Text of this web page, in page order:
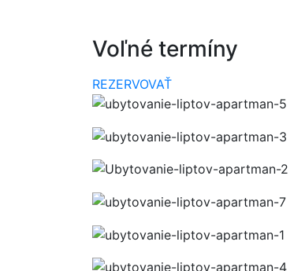
Voľné termíny
REZERVOVAŤ